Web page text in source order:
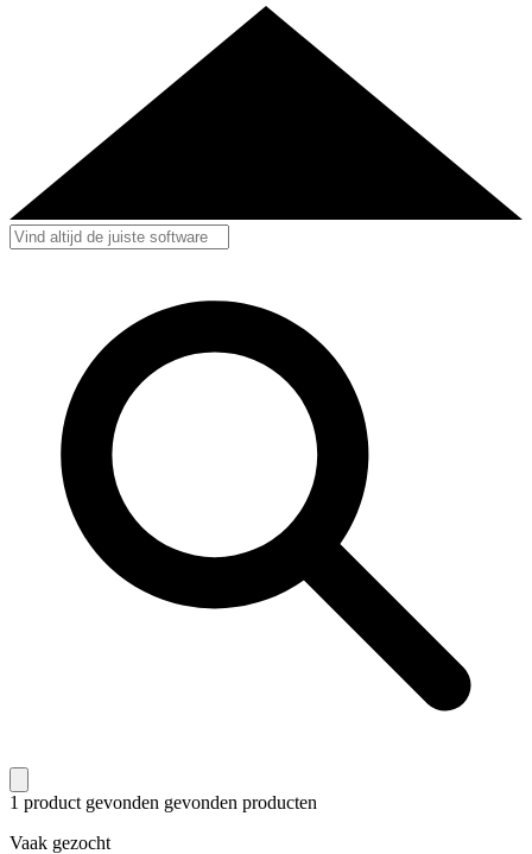
1 product gevonden gevonden producten
Vaak gezocht